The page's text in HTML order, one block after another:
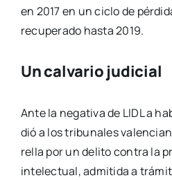
en 2017 en un ciclo de
recu­pe­ra­do has­ta 2019.
Un calvario judicial
Ante la nega­ti­va de LIDL a
dió a los tri­bu­na­les
re­lla por un deli­to con­tra la
inte­lec­tual, admi­ti­da a